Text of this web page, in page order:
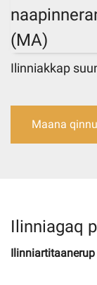
Kommuni
Atorfiit
Piffissamik
(MA)
Ilinniakkap
Maana
Ilinniagaq